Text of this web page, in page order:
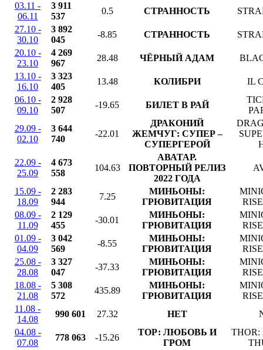
03.11 -
06.11
3 911
537
0.5 СТРАННОСТЬ
27.10 -
30.10
3 892
045
-8.85 СТРАННОСТЬ
20.10 -
23.10
4 269
967
28.48 ЧЁРНЫЙ АДАМ
13.10 -
16.10
3 323
405
13.48 КОЛИБРИ
IL
06.10 -
09.10
2 928
507
-19.65 БИЛЕТ В РАЙ
29.09 -
02.10
3 644
740
-22.01
ДРАКОНИЙ
ЖЕМЧУГ: СУПЕР –
СУПЕРГЕРОЙ
22.09 -
25.09
4 673
558
104.63
АВАТАР.
ПОВТОРНЫЙ РЕЛИЗ
2022 ГОДА
15.09 -
18.09
2 283
944
7.25
МИНЬОНЫ:
ГРЮВИТАЦИЯ
08.09 -
11.09
2 129
455
-30.01
МИНЬОНЫ:
ГРЮВИТАЦИЯ
01.09 -
04.09
3 042
569
-8.55
МИНЬОНЫ:
ГРЮВИТАЦИЯ
25.08 -
28.08
3 327
047
-37.33
МИНЬОНЫ:
ГРЮВИТАЦИЯ
18.08 -
21.08
5 308
572
435.89
МИНЬОНЫ:
ГРЮВИТАЦИЯ
11.08 -
14.08
990 601 27.32 НЕТ
04.08 -
07.08
778 063 -15.26
ТОР: ЛЮБОВЬ И
ГРОМ
THOR: